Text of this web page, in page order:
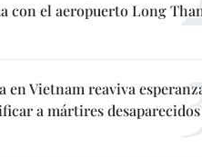
con el aeropuerto Long
en Vietnam reaviva
a mártires desaparecidos